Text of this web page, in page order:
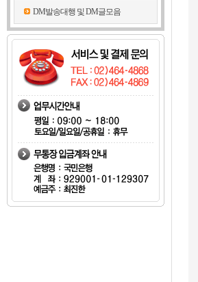
DM발송대행 및 DM글모음